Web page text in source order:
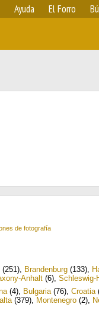
Ayuda El Forro
de fotografía
(251), Brandenburg (133),
Anhalt (6), Schleswig-
(4), Bulgaria(76), Croatia
(379), Montenegro (2),